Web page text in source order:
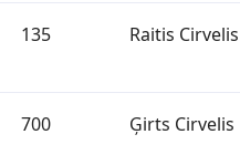
135 Raitis Cirvelis
700 Ģirts Cirvelis